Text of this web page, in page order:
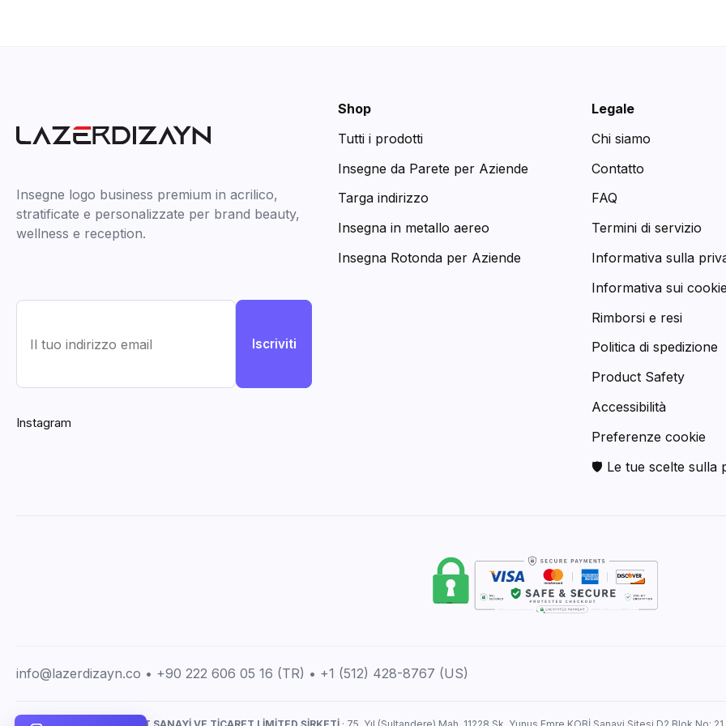
Insegne logo business premium in acrilico,
stratificate e personalizzate per brand beauty,
wellness e reception.
Iscriviti
Instagram
Shop
Tutti i prodotti
Insegne da Parete per Aziende
Targa indirizzo
Insegna in metallo aereo
Insegna Rotonda per Aziende
Legale
Chi siamo
Contatto
FAQ
Termini di servizio
Informativa sulla
Informativa sui cookie
Rimborsi e resi
Politica di spedizione
Product Safety
Accessibilità
Preferenze cookie
🛡 Le tue scelte sulla
info@lazerdizayn.co • +90 222 606 05 16 (TR) • +1 (512) 428-8767 (US)